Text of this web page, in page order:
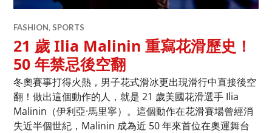
FASHION, SPORTS
21 歲 Ilia Malinin 重寫花滑歷史！
50 年禁忌後空翻
冬奧賽事打得火熱，男子花式滑冰更出現滑行中直接後空
翻！做出這個動作的人，就是 21 歲美國花滑選手 Ilia
Malinin（伊利亞·馬里寧）。這個動作在花滑賽場曾經消
失近半個世紀，Malinin 成為近 50 年來首位在奧運舞台